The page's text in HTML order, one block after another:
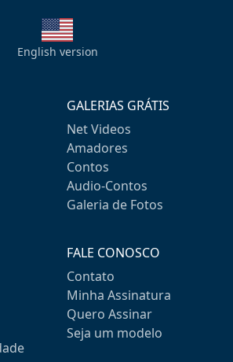
English version
GALERIAS GRÁTIS
Net Videos
Amadores
Contos
Audio-Contos
Galeria de Fotos
FALE CONOSCO
Contato
Minha Assinatura
Quero Assinar
Seja um modelo